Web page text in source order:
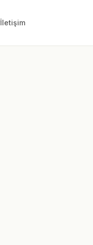
İletişim